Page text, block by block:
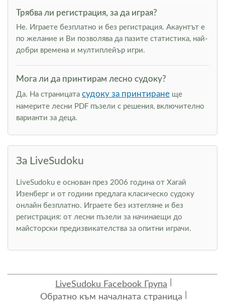
Трябва ли регистрация, за да играя?
Не. Играете безплатно и без регистрация. Акаунтът е
по желание и Ви позволява да пазите статистика, най-
добри времена и мултиплейър игри.
Мога ли да принтирам лесно судоку?
Да. На страницата судоку за принтиране ще
намерите лесни PDF пъзели с решения, включително
варианти за деца.
За LiveSudoku
LiveSudoku е основан през 2006 година от Хагай
Изенберг и от години предлага класическо судоку
онлайн безплатно. Играете без изтегляне и без
регистрация: от лесни пъзели за начинаещи до
майсторски предизвикателства за опитни играчи.
LiveSudoku Facebook Група
Обратно към началната страница